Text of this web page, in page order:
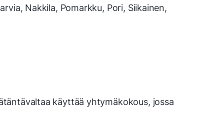
Nakkila, Pomarkku, Pori, Siikainen,
käyttää yhtymäkokous, jossa